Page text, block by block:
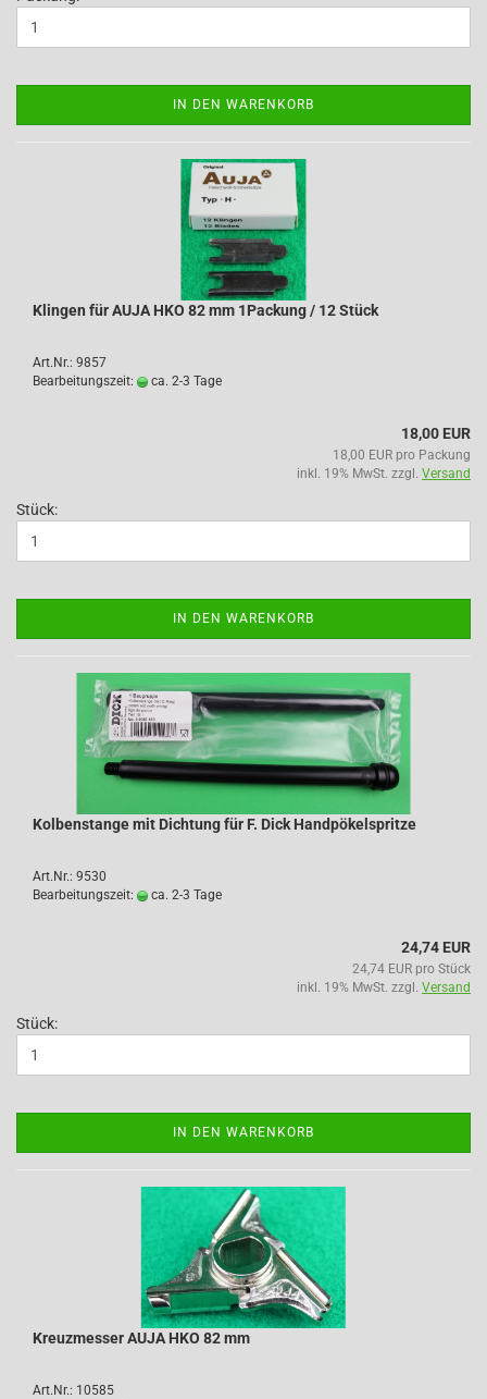
IN DEN WARENKORB
Klingen für AUJA HKO 82 mm 1Packung / 12 Stück
Art.Nr.: 9857
Bearbeitungszeit:
ca. 2-3 Tage
18,00 EUR
18,00 EUR pro Packung
inkl. 19% MwSt. zzgl. Versand
Stück:
IN DEN WARENKORB
Kolbenstange mit Dichtung für F. Dick Handpökelspritze
Art.Nr.: 9530
Bearbeitungszeit:
ca. 2-3 Tage
24,74 EUR
24,74 EUR pro Stück
inkl. 19% MwSt. zzgl. Versand
Stück:
IN DEN WARENKORB
Kreuzmesser AUJA HKO 82 mm
Art.Nr.: 10585